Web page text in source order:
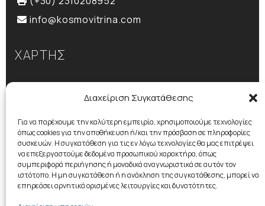
Διαχείριση Συγκατάθεσης
Για να παρέχουμε την καλύτερη εμπειρία, χρησιμοποιούμε τεχνολογίες
όπως cookies για την αποθήκευση ή/και την πρόσβαση σε πληροφορίες
συσκευών. Η συγκατάθεση για τις εν λόγω τεχνολογίες θα μας επιτρέψει
να επεξεργαστούμε δεδομένα προσωπικού χαρακτήρα, όπως
συμπεριφορά περιήγησης ή μοναδικά αναγνωριστικά σε αυτόν τον
ιστότοπο. Η μη συγκατάθεση ή η ανάκληση της συγκατάθεσης, μπορεί να
επηρεάσει αρνητικά ορισμένες λειτουργίες και δυνατότητες.
info@kosmovitrina.com
ΧΑΡΤΗΣ